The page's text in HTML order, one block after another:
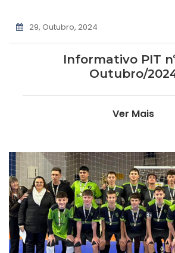
29, Outubro, 2024
Informativo PIT
Outubro/
Ver Mais